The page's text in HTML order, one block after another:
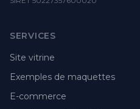
SERVICES
Site vitrine
Exemples de maquettes
E-commerce